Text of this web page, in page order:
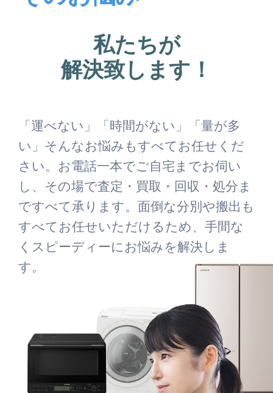
私たちが
解決致します！
「運べない」「時間がない」「量が多
い」そんなお悩みもすべてお任せくだ
さい。お電話一本でご自宅までお伺い
し、その場で査定・買取・回収・処分ま
ですべて承ります。面倒な分別や搬出も
すべてお任せいただけるため、手間な
くスピーディーにお悩みを解決しま
す。